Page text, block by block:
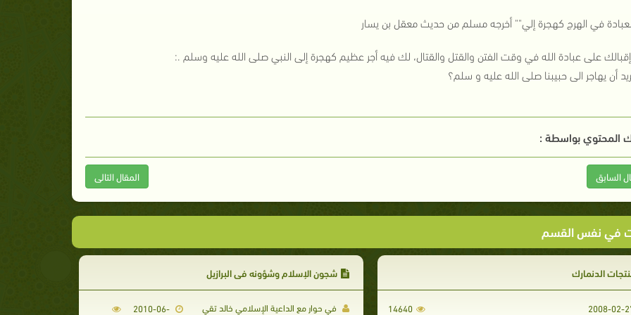
في الهرج كهجرة إلي"" أخرجه مسلم من حديث معقل بن يسار
على عبادة الله في وقت الفتن والقتل والقتال، لك فيه أجر عظيم كهجرة إلى النبي صلى الله عليه وسلم .:
أن يهاجر الى حبيبنا صلى الله عليه و سلم؟
المحتوي بواسطة :
السابق المقال التالى
في نفس القسم
الدنمارك
14640
شجون الإسلام وشؤونه في البرازيل
في حوار مع الداعية الإسلامي خالد تقي
2010-06-